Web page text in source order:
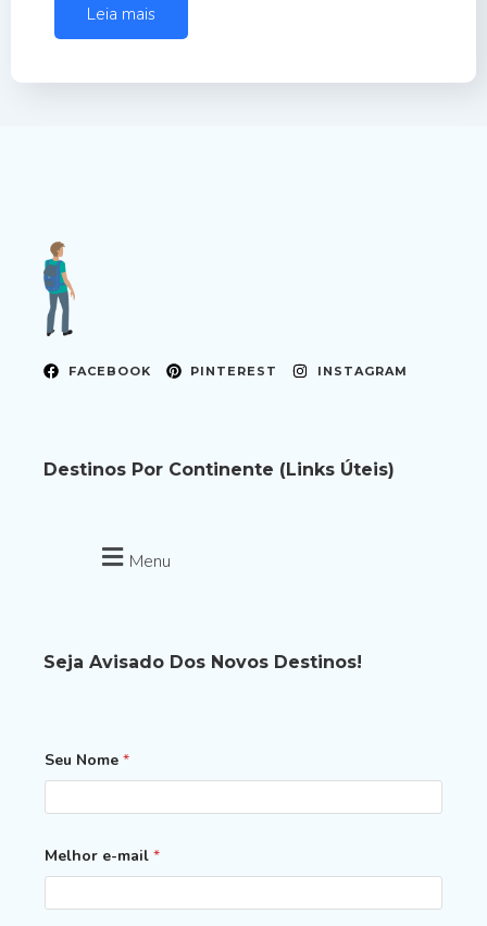
Leia mais
FACEBOOK PINTEREST INSTAGRAM
Destinos Por Continente (links Úteis)
Menu
Seja Avisado Dos Novos Destinos!
Seu Nome *
Melhor e-mail *